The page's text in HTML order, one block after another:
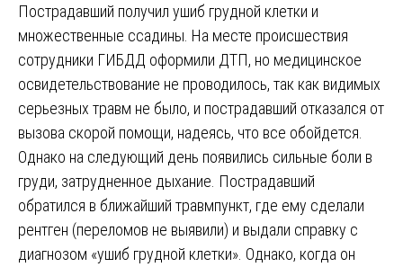
Пострадавший получил ушиб грудной клетки и
множественные ссадины. На месте происшествия
сотрудники ГИБДД оформили ДТП, но медицинское
освидетельствование не проводилось, так как видимых
серьезных травм не было, и пострадавший отказался от
вызова скорой помощи, надеясь, что все обойдется.
Однако на следующий день появились сильные боли в
груди, затрудненное дыхание. Пострадавший
обратился в ближайший травмпункт, где ему сделали
рентген (переломов не выявили) и выдали справку с
диагнозом «ушиб грудной клетки». Однако, когда он